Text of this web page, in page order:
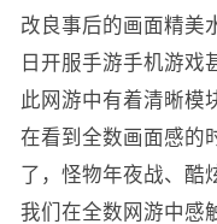
改良事后的画面精美
日开服手游手机游戏
此网游中有着清晰模
在看到全数画面感的
了，怪物年夜战、酷
我们在全数网游中感